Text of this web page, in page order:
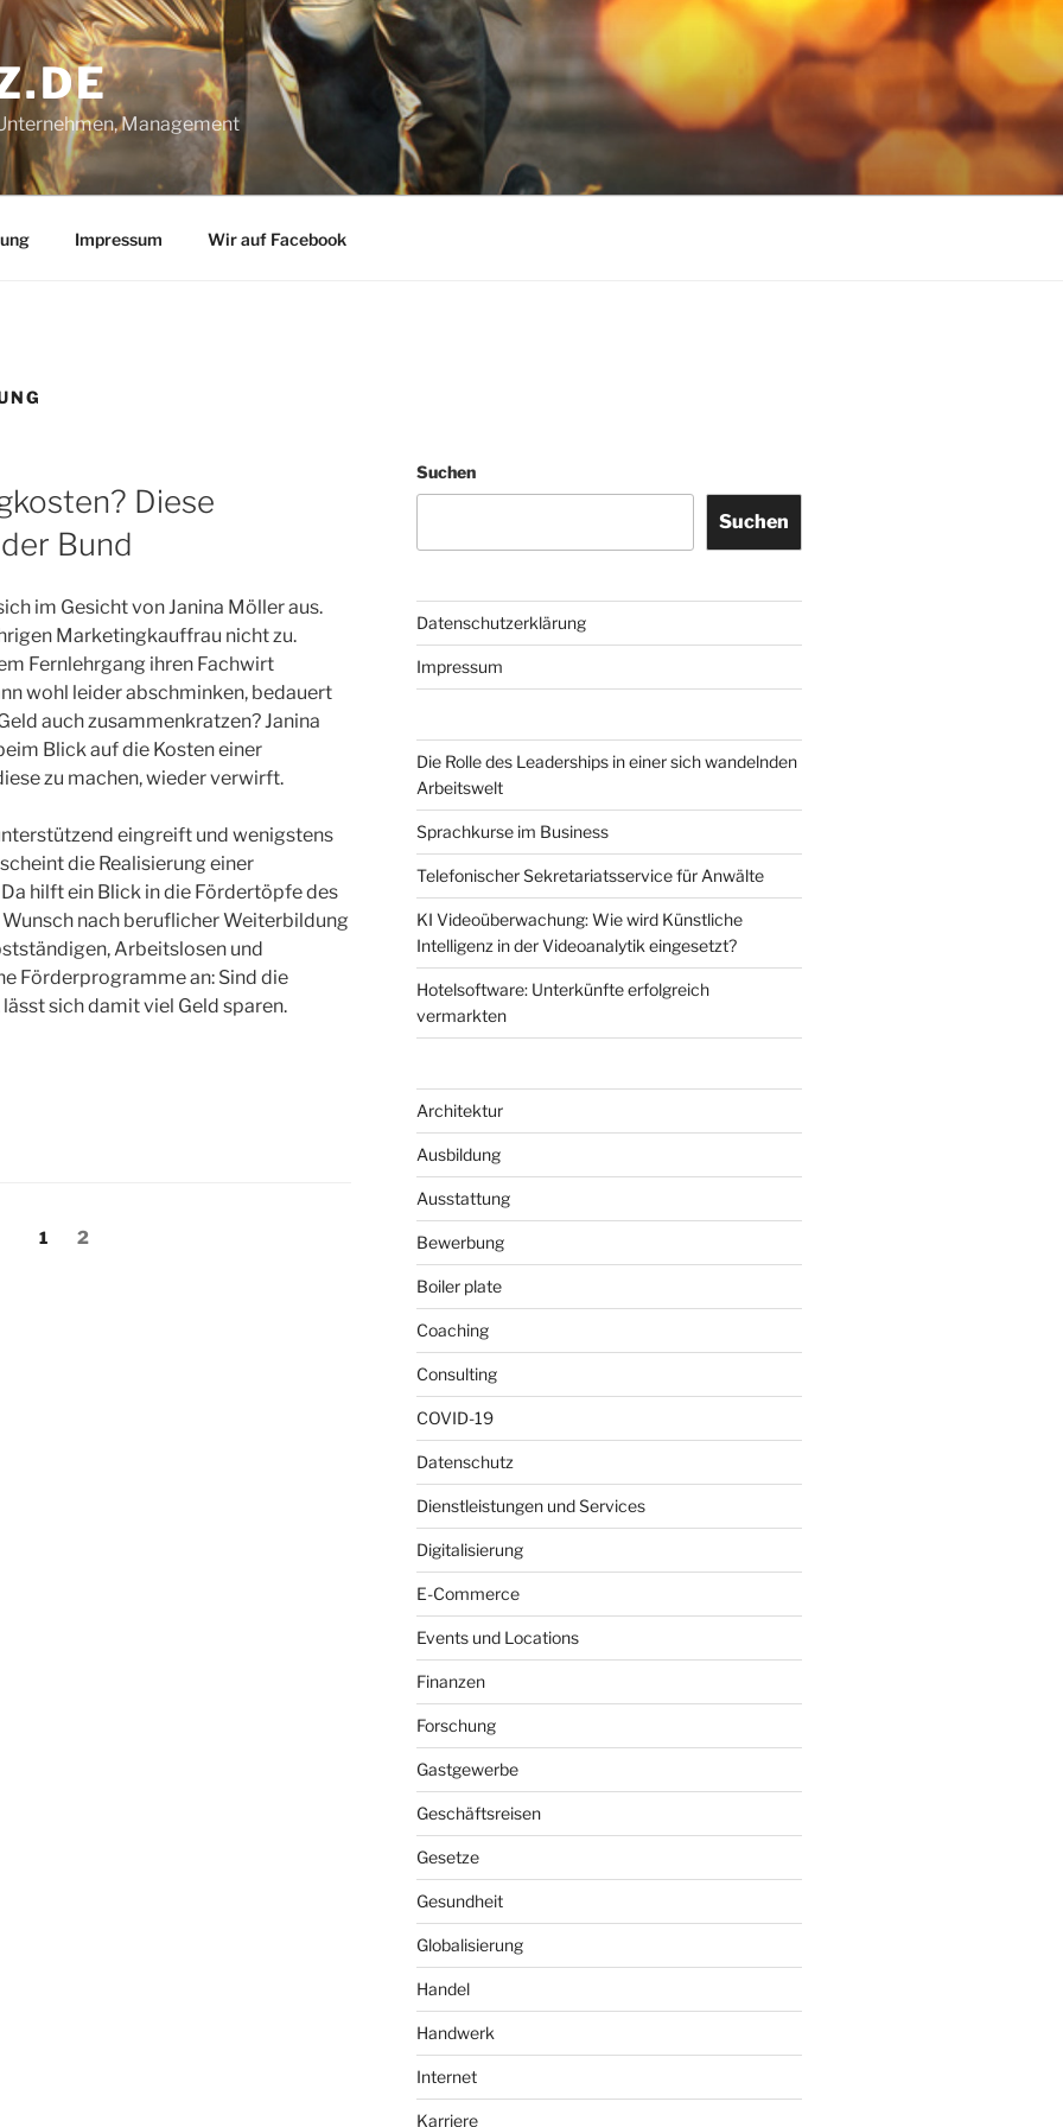
Management
Impressum Wir auf Facebook
Diese
Bund
im Gesicht von Janina Möller aus.
Marketingkauffrau nicht zu.
Fernlehrgang ihren Fachwirt
wohl leider abschminken, bedauert
auch zusammenkratzen? Janina
Blick auf die Kosten einer
zu machen, wieder verwirft.
eingreift und wenigstens
die Realisierung einer
hilft ein Blick in die Fördertöpfe des
nach beruflicher Weiterbildung
Arbeitslosen und
Förderprogramme an: Sind die
sich damit viel Geld sparen.
Seite
1 Seite
2
Suchen
Suchen
Datenschutzerklärung
Impressum
Die Rolle des Leaderships in einer sich wandelnden
Arbeitswelt
Sprachkurse im Business
Telefonischer Sekretariatsservice für Anwälte
KI Videoüberwachung: Wie wird Künstliche
Intelligenz in der Videoanalytik eingesetzt?
Hotelsoftware: Unterkünfte erfolgreich
vermarkten
Architektur
Ausbildung
Ausstattung
Bewerbung
Boiler plate
Coaching
Consulting
COVID-19
Datenschutz
Dienstleistungen und Services
Digitalisierung
E-Commerce
Events und Locations
Finanzen
Forschung
Gastgewerbe
Geschäftsreisen
Gesetze
Gesundheit
Globalisierung
Handel
Handwerk
Internet
Karriere